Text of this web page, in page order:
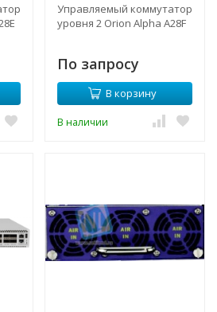
Управляемый коммутатор
уровня 2 Orion Alpha A28F
По запросу
В корзину
В наличии